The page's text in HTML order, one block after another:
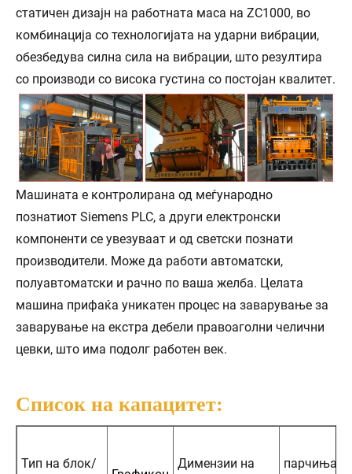
статичен дизајн на работната маса на ZC1000, во
комбинација со технологијата на ударни вибрации,
обезбедува силна сила на вибрации, што резултира
со производи со висока густина со постојан квалитет.
Машината е контролирана од меѓународно
познатиот Siemens PLC, а други електронски
компоненти се увезуваат и од светски познати
производители. Може да работи автоматски,
полуавтоматски и рачно по ваша желба. Целата
машина прифаќа уникатен процес на заварување за
заварување на екстра дебели правоаголни челични
цевки, што има подолг работен век.
Список на капацитет:
Тип на блок/ Димензии на парчиња/